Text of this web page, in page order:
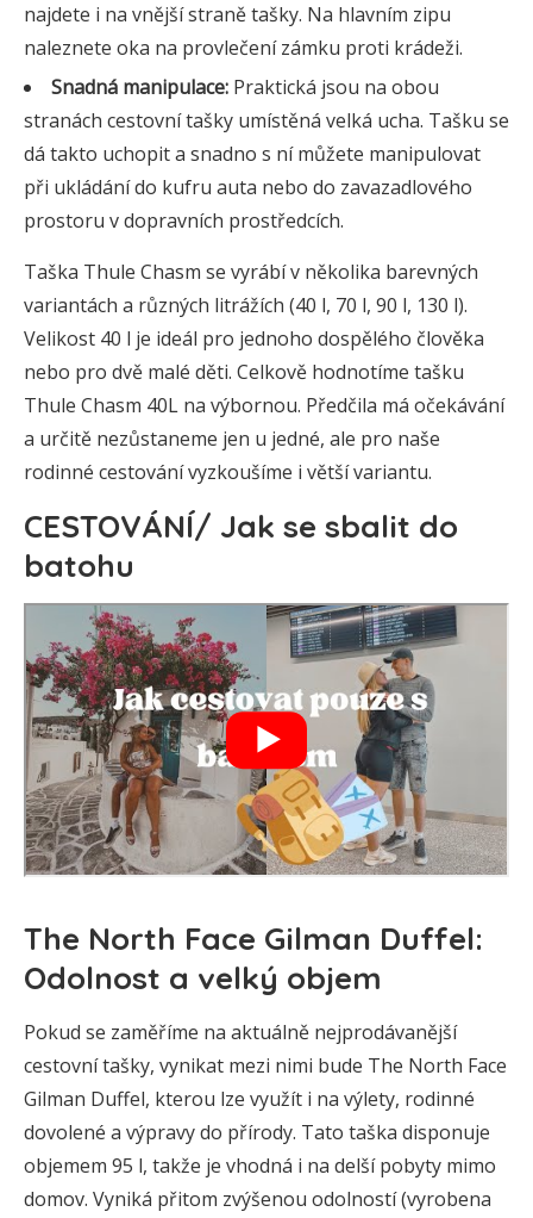
najdete i na vnější straně tašky. Na hlavním zipu
naleznete oka na provlečení zámku proti krádeži.
Snadná manipulace: Praktická jsou na obou
stranách cestovní tašky umístěná velká ucha. Tašku se
dá takto uchopit a snadno s ní můžete manipulovat
při ukládání do kufru auta nebo do zavazadlového
prostoru v dopravních prostředcích.
Taška Thule Chasm se vyrábí v několika barevných
variantách a různých litrážích (40 l, 70 l, 90 l, 130 l).
Velikost 40 l je ideál pro jednoho dospělého člověka
nebo pro dvě malé děti. Celkově hodnotíme tašku
Thule Chasm 40L na výbornou. Předčila má očekávání
a určitě nezůstaneme jen u jedné, ale pro naše
rodinné cestování vyzkoušíme i větší variantu.
CESTOVÁNÍ/ Jak se sbalit do
batohu
The North Face Gilman Duffel:
Odolnost a velký objem
Pokud se zaměříme na aktuálně nejprodávanější
cestovní tašky, vynikat mezi nimi bude The North Face
Gilman Duffel, kterou lze využít i na výlety, rodinné
dovolené a výpravy do přírody. Tato taška disponuje
objemem 95 l, takže je vhodná i na delší pobyty mimo
domov. Vyniká přitom zvýšenou odolností (vyrobena